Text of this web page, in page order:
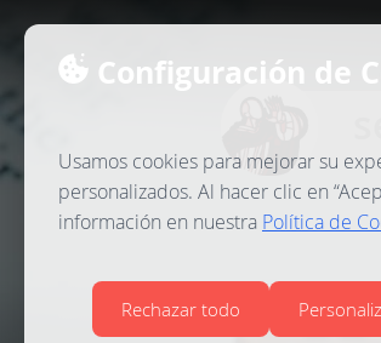
Configuración de
Usamos cookies para mejorar su
personalizados. Al hacer clic en
información en nuestra Política de
Rechazar todo